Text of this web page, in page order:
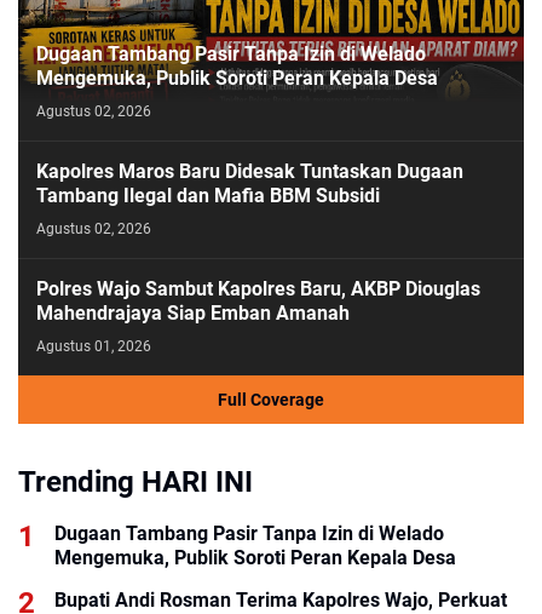
Dugaan Tambang Pasir Tanpa Izin di Welado
Mengemuka, Publik Soroti Peran Kepala Desa
Agustus 02, 2026
Kapolres Maros Baru Didesak Tuntaskan Dugaan
Tambang Ilegal dan Mafia BBM Subsidi
Agustus 02, 2026
Polres Wajo Sambut Kapolres Baru, AKBP Diouglas
Mahendrajaya Siap Emban Amanah
Agustus 01, 2026
Full Coverage
Trending HARI INI
Dugaan Tambang Pasir Tanpa Izin di Welado
Mengemuka, Publik Soroti Peran Kepala Desa
Bupati Andi Rosman Terima Kapolres Wajo, Perkuat